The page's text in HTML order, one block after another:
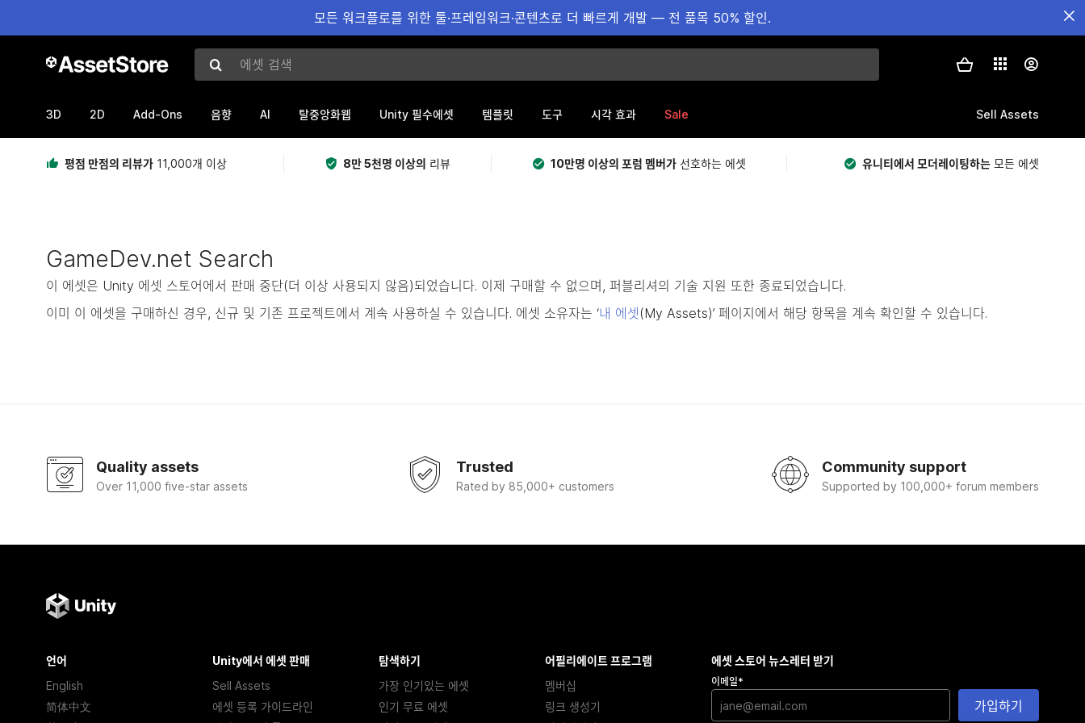
모든 워크플로를 위한 툴·프레임워크·콘텐츠로 더 빠르게 개발 — 전 품목 50% 할인.
에셋 검색
3D 2D Add-Ons 음향 AI 탈중앙화웹 Unity 필수에셋 템플릿 도구 시각 효과 Sale Sell Assets
평점 만점의 리뷰가 11,000개 이상 8만 5천명 이상의 리뷰 10만명 이상의 포럼 멤버가 선호하는 에셋 유니티에서 모더레이팅하는 모든 에셋
GameDev.net Search
이 에셋은 Unity 에셋 스토어에서 판매 중단(더 이상 사용되지 않음)되었습니다. 이제 구매할 수 없으며, 퍼블리셔의 기술 지원 또한 종료되었습니다.
이미 이 에셋을 구매하신 경우, 신규 및 기존 프로젝트에서 계속 사용하실 수 있습니다. 에셋 소유자는 ‘내 에셋 (My Assets)’ 페이지에서 해당 항목을 계속 확인할 수 있습니다.
Quality assets
Over 11,000 five-star assets
Trusted
Rated by 85,000+ customers
Community support
Supported by 100,000+ forum members
언어
English
简体中文
Unity에서 에셋 판매
Sell Assets
에셋 등록 가이드라인
탐색하기
가장 인기있는 에셋
인기 무료 에셋
어필리에이트 프로그램
멤버십
링크 생성기
에셋 스토어 뉴스레터 받기
이메일*
가입하기